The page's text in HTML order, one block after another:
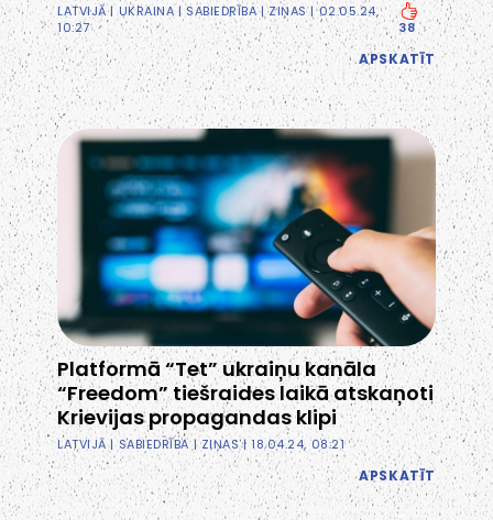
LATVIJĀ| UKRAINA|SABIEDRĪBA|ZIŅAS| 02.05.24,
10:27
38
APSKATĪT
Platformā “Tet” ukraiņu kanāla
“Freedom” tiešraides laikā atskaņoti
Krievijas propagandas klipi
LATVIJĀ|SABIEDRĪBA|ZIŅAS| 18.04.24, 08:21
APSKATĪT